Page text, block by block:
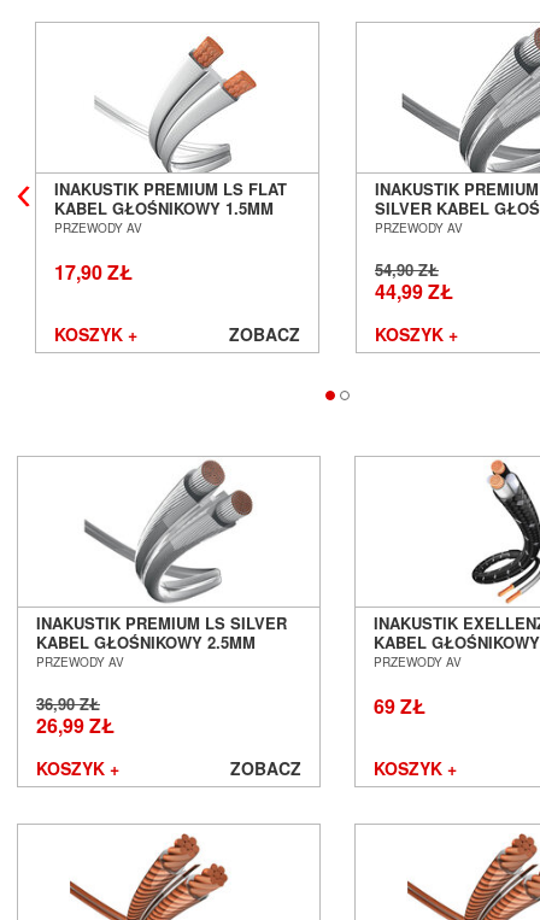
Avantgarde Acoustic
AVM
Ayon Audio
Bang & Olufsen
Beyerdynamic
Blok
Burson
Cardas Audio
Chord
Cocktail Audio
Crystal Cable
Cyrus
Dali
dCS
DLS
EarMen
INAKUSTIK PREMIUM LS FLAT
KABEL GŁOŚNIKOWY 1.5MM
SALON POZNAŃ WROCŁAW
PRZEWODY AV
17,90 ZŁ
KOSZYK + ZOBACZ
INAKUSTIK
SILVER KABEL
4MM SALON POZNAŃ
PRZEWODY AV
54,90 ZŁ
44,99 ZŁ
KOSZYK +
INAKUSTIK PREMIUM LS SILVER
KABEL GŁOŚNIKOWY 2.5MM
SALON POZNAŃ WROCŁAW
PRZEWODY AV
36,90 ZŁ
26,99 ZŁ
KOSZYK + ZOBACZ
INAKUSTIK
KABEL
POZNAŃ WROCŁAW
PRZEWODY AV
69 ZŁ
KOSZYK +